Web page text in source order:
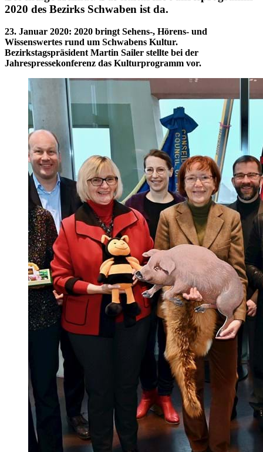
2020 des Bezirks Schwaben ist da.
23. Januar 2020: 2020 bringt Sehens-, Hörens- und
Wissenswertes rund um Schwabens Kultur.
Bezirkstagspräsident Martin Sailer stellte bei der
Jahrespressekonferenz das Kulturprogramm vor.